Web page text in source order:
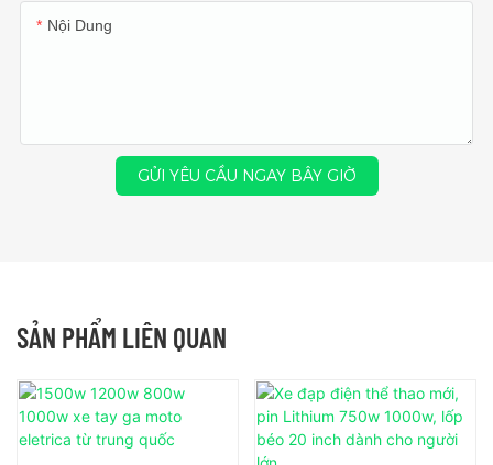
Nội Dung
GỬI YÊU CẦU NGAY BÂY GIỜ
SẢN PHẨM LIÊN QUAN